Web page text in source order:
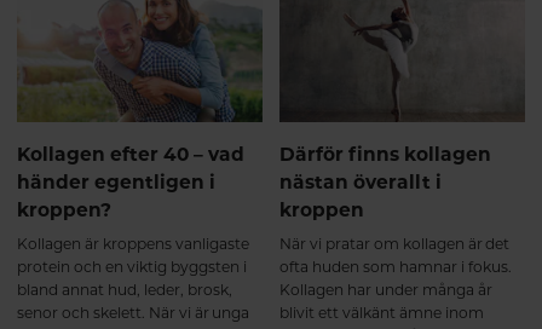
veckor börjar resultaten bli mer
påtagliga. Flera kliniska studier
visar att regelbundet intag av
kollagenpeptider kan bidra till att
stödja ledernas funktion och
minska aktivitetsrelaterad ledvärk
hos vissa personer³⁴. Många
beskriver att kroppen känns: ✔
stel efter vila ✔ bättre återhämtad
efter fysisk aktivitet Hos personer
som tränar har forskning även
visat att kollagenpeptider, i
kombination med styrketräning,
Kollagen efter 40 – vad
händer egentligen i
kroppen?
Kollagen är kroppens vanligaste
protein och en viktig byggsten i
bland annat hud, leder, brosk,
senor och skelett. När vi är unga
Därför finns kollagen
nästan överallt i
kroppen
När vi pratar om kollagen är det
ofta huden som hamnar i fokus.
Kollagen har under många år
blivit ett välkänt ämne inom